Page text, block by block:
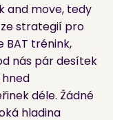
and move, tedy
ze strategií pro
BAT trénink,
nás pár desítek
déle. Žádné
hladina